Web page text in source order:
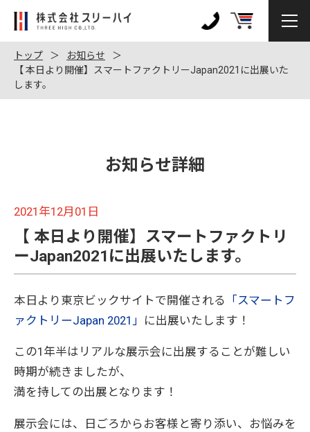
株
会
社
ス
リ
128
トップ
お知らせ
【 本日より開催】スマートファクトリーJapan2021に出展いた
します。
お知らせ詳細
2021年12月01日
【 本日より開催】スマートファクトリ
ーJapan2021に出展いたします。
本日より東京ビックサイトで開催される 「スマートフ
ァクトリーJapan 2021」 に出展いたします！
この1年半はリアルな展示会に出展することが難しい
時期が続きましたが、
満を持しての出展となります！
展示会には、日ごろからお客様と寄り添い、お悩みを